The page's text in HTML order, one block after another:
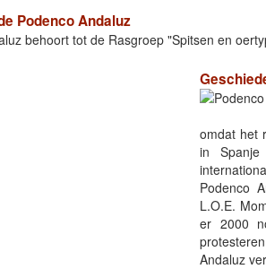
Podenco Andaluz
behoort tot de Rasgroep "Spitsen en
omdat het
in
Podenco
L.O.E.
er 2000
Andaluz